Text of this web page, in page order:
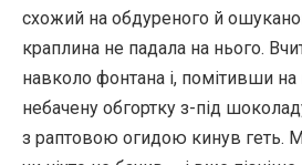
схожий на обдуреного й
краплина не падала на нього.
навколо фонтана і, помітивши на
небачену обгортку з-під
з раптовою огидою кинув геть.